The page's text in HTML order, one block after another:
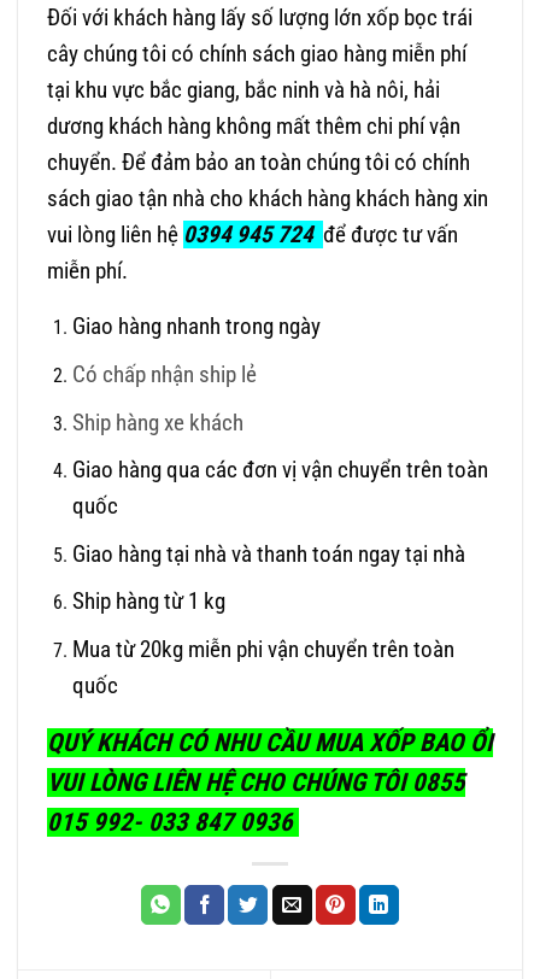
Đối với khách hàng lấy số lượng lớn xốp bọc trái
cây chúng tôi có chính sách giao hàng miễn phí
tại khu vực bắc giang, bắc ninh và hà nôi, hải
dương khách hàng không mất thêm chi phí vận
chuyển. Để đảm bảo an toàn chúng tôi có chính
sách giao tận nhà cho khách hàng khách hàng xin
vui lòng liên hệ 0394 945 724 để được tư vấn
miễn phí.
Giao hàng nhanh trong ngày
Có chấp nhận ship lẻ
Ship hàng xe khách
Giao hàng qua các đơn vị vận chuyển trên toàn
quốc
Giao hàng tại nhà và thanh toán ngay tại nhà
Ship hàng từ 1 kg
Mua từ 20kg miễn phi vận chuyển trên toàn
quốc
QUÝ KHÁCH CÓ NHU CẦU MUA XỐP BAO ỔI
VUI LÒNG LIÊN HỆ CHO CHÚNG TÔI 0855
015 992- 033 847 0936